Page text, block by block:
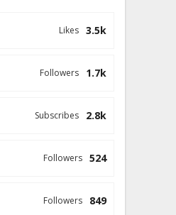
3.5k
Likes
1.7k
Followers
2.8k
Subscribes
524
Followers
849
Followers